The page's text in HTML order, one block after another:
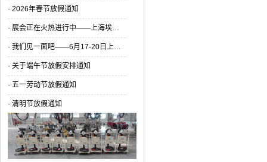
· 2026年春节放假通知
· 展会正在火热进行中——上海埃…
· 我们见一面吧——6月17-20日上…
· 关于端午节放假安排通知
· 五一劳动节放假通知
· 清明节放假通知